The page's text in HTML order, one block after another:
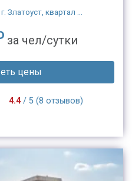
Златоуст, квартал ...
за чел/сутки
цены
4.4/ 5 (8 отзывов)